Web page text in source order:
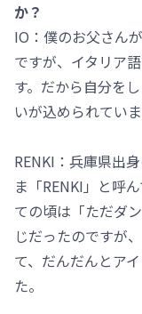
か？
IO：僕のお父さん
ですが、イタリア
す。だから自分を
いが込められていま
RENKI：兵庫県出
ま「RENKI」と呼
ての頃は「ただダ
じだったのですが
て、だんだんとア
た。